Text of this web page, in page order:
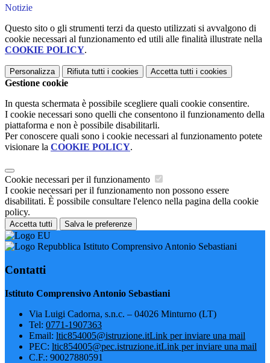
Notizie
Questo sito o gli strumenti terzi da questo utilizzati si avvalgono di
cookie necessari al funzionamento ed utili alle finalità illustrate nella
COOKIE POLICY.
Personalizza Rifiuta tutti i cookies Accetta tutti i cookies
Gestione cookie
In questa schermata è possibile scegliere quali cookie consentire.
I cookie necessari sono quelli che consentono il funzionamento della
piattaforma e non è possibile disabilitarli.
Per conoscere quali sono i cookie necessari al funzionamento potete
visionare la COOKIE POLICY.
Cookie necessari per il funzionamento
I cookie necessari per il funzionamento non possono essere
disabilitati. È possibile consultare l'elenco nella pagina della cookie
policy.
Accetta tutti Salva le preferenze
Istituto Comprensivo Antonio Sebastiani
Contatti
Istituto Comprensivo Antonio Sebastiani
Via Luigi Cadorna, s.n.c. – 04026 Minturno (LT)
Tel: 0771-1907363
Email: ltic854005@istruzione.itLink per inviare una mail
PEC: ltic854005@pec.istruzione.itLink per inviare una mail
C.F.: 90027880591